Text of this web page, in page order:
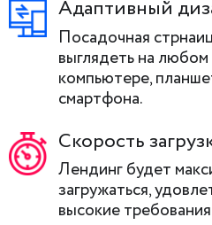
Адаптивный
Посадочная
выглядеть на
компьютере,
смартфона.
Скорость
Лендинг будет
загружаться,
высокие